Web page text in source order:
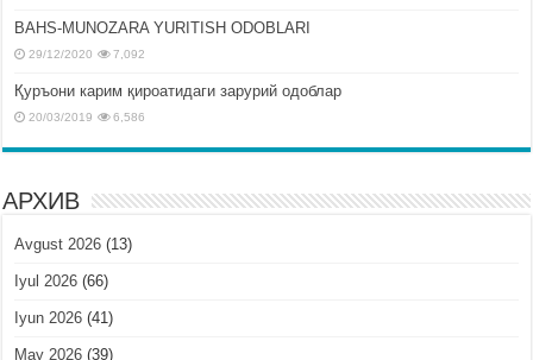
BAHS-MUNOZARA YURITISH ODOBLARI
29/12/2020 7,092
Қуръони карим қироатидаги зарурий одоблар
20/03/2019 6,586
АРХИВ
Avgust 2026 (13)
Iyul 2026 (66)
Iyun 2026 (41)
May 2026 (39)